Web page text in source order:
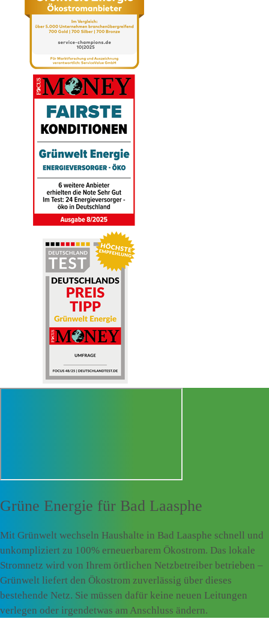
Grüne Energie für Bad Laasphe
Mit Grünwelt wechseln Haushalte in Bad Laasphe schnell und
unkompliziert zu 100% erneuerbarem Ökostrom. Das lokale
Stromnetz wird von Ihrem örtlichen Netzbetreiber betrieben –
Grünwelt liefert den Ökostrom zuverlässig über dieses
bestehende Netz. Sie müssen dafür keine neuen Leitungen
verlegen oder irgendetwas am Anschluss ändern.